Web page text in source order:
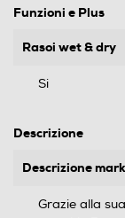
Funzioni e Plus
Rasoi wet & dry
Si
Descrizione
Descrizione
Grazie alla